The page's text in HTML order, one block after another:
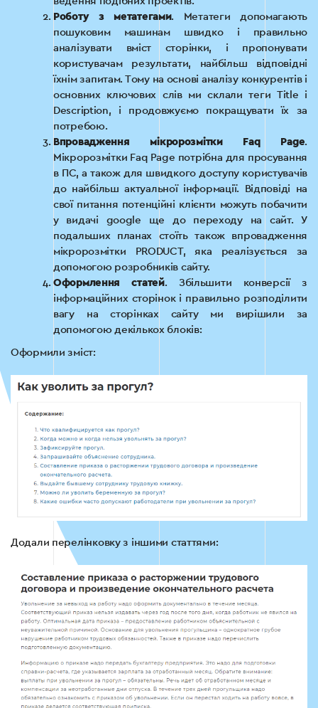
Роботу з метатегами. Метатеги допомагають
пошуковим машинам швидко і правильно
аналізувати вміст сторінки, і пропонувати
користувачам результати, найбільш відповідні
їхнім запитам. Тому на основі аналізу конкурентів і
основних ключових слів ми склали теги Title і
Description, і продовжуємо покращувати їх за
потребою.
Впровадження мікророзмітки Faq Page.
Мікророзмітки Faq Page потрібна для просування
в ПС, а також для швидкого доступу користувачів
до найбільш актуальної інформації. Відповіді на
свої питання потенційні клієнти можуть побачити
у видачі google ще до переходу на сайт. У
подальших планах стоїть також впровадження
мікророзмітки PRODUCT, яка реалізується за
допомогою розробників сайту.
Оформлення статей. Збільшити конверсії з
інформаційних сторінок і правильно розподілити
вагу на сторінках сайту ми вирішили за
допомогою декількох блоків:
Оформили зміст:
Додали перелінковку з іншими статтями: